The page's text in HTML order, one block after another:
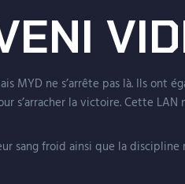
MYD ne s’arrête pas là. Ils ont
s’arracher la victoire. Cette LAN
sang froid ainsi que la